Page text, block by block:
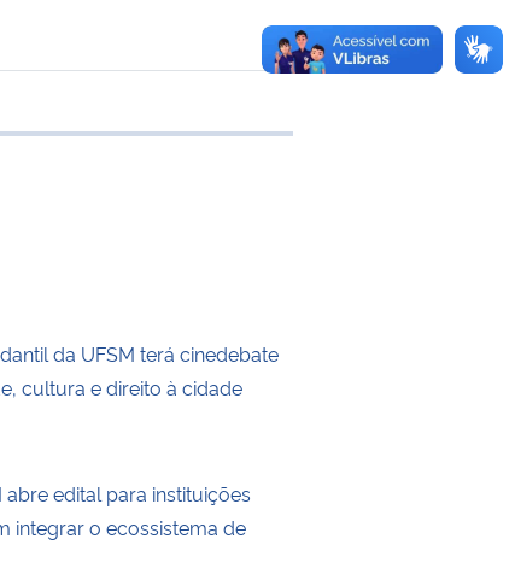
da UFSM terá cinedebate
cultura e direito à cidade
abre edital para instituições
integrar o ecossistema de